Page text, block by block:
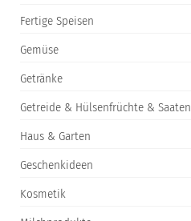
Fertige Speisen
Gemüse
Getränke
Getreide & Hülsenfrüchte & Saaten
Haus & Garten
Geschenkideen
Kosmetik